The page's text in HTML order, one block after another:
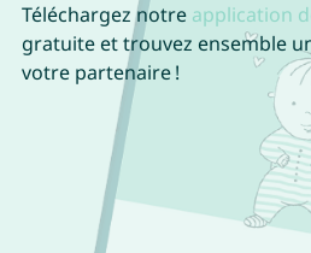
Téléchargez notre application
gratuite et trouvez ensemble
votre partenaire !